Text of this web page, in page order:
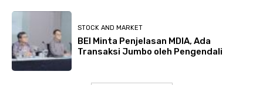
STOCK AND MARKET
BEI Minta Penjelasan MDIA, Ada
Transaksi Jumbo oleh Pengendali